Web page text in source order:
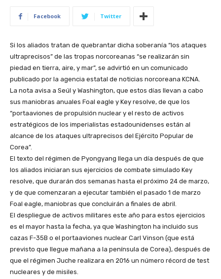
Facebook Twitter
Si los aliados tratan de quebrantar dicha soberanía “los ataques
ultraprecisos” de las tropas norcoreanas “se realizarán sin
piedad en tierra, aire, y mar”, se advirtió en un comunicado
publicado por la agencia estatal de noticias norcoreana KCNA.
La nota avisa a Seúl y Washington, que estos días llevan a cabo
sus maniobras anuales Foal eagle y Key resolve, de que los
“portaaviones de propulsión nuclear y el resto de activos
estratégicos de los imperialistas estadounidenses están al
alcance de los ataques ultraprecisos del Ejército Popular de
Corea”.
El texto del régimen de Pyongyang llega un día después de que
los aliados iniciaran sus ejercicios de combate simulado Key
resolve, que durarán dos semanas hasta el próximo 24 de marzo,
y de que comenzaran a ejecutar también el pasado 1 de marzo
Foal eagle, maniobras que concluirán a finales de abril.
El despliegue de activos militares este año para estos ejercicios
es el mayor hasta la fecha, ya que Washington ha incluido sus
cazas F-35B o el portaaviones nuclear Carl Vinson (que está
previsto que llegue mañana a la península de Corea), después de
que el régimen Juche realizara en 2016 un número récord de test
nucleares y de misiles.